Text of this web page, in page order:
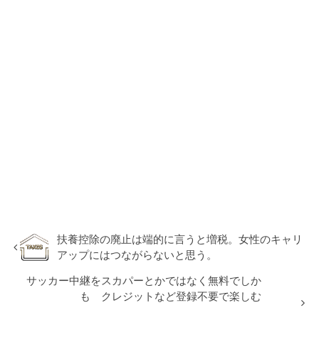
扶養控除の廃止は端的に言うと増税。女性のキャリ
アップにはつながらないと思う。
サッカー中継をスカパーとかではなく無料でしか
も クレジットなど登録不要で楽しむ